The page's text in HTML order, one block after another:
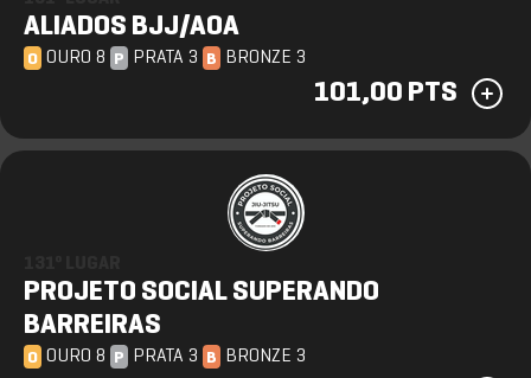
ALIADOS BJJ/AOA
O OURO 8 P PRATA 3 B BRONZE 3
101,00 PTS
PROJETO SOCIAL SUPERANDO
BARREIRAS
O OURO 8 P PRATA 3 B BRONZE 3